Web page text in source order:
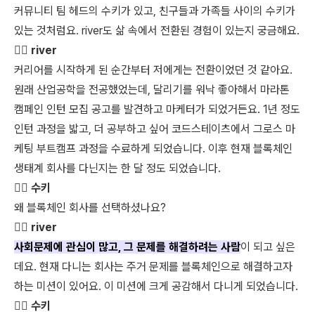
커뮤니티 팀 헤드의 수키가 있고, 친구들과 가족들 사이의 수키가
있는 것처럼요. river도 삶 속에서 전환된 경험이 있는지 궁금해요.
🏃‍♀️ river
커리어를 시작하게 된 순간부터 저에게는 전환이었던 것 같아요.
원래 산업공학을 전공했었는데, 달리기를 워낙 좋아해서 마라톤
캠페인 인턴 모집 공고를 발견하고 마케터가 되었거든요. 1년 정도
인턴 과정을 밟고, 더 공부하고 싶어 코드스테이츠에서 그로스 마
케팅 부트캠프 과정을 수료하게 되었습니다. 이후 현재 블록체인
생태계 회사를 다닌지는 한 달 정도 되었습니다.
👩‍⚖️ 수키
왜 블록체인 회사를 선택하셨나요?
🏃‍♀️ river
사회문제에 관심이 많고, 그 문제를 해결하려는 사람이 되고 싶은
데요. 현재 다니는 회사는 주거 문제를 블록체인으로 해결하고자
하는 미션이 있어요. 이 미션에 크게 공감해서 다니게 되었습니다.
👩‍⚖️ 수키